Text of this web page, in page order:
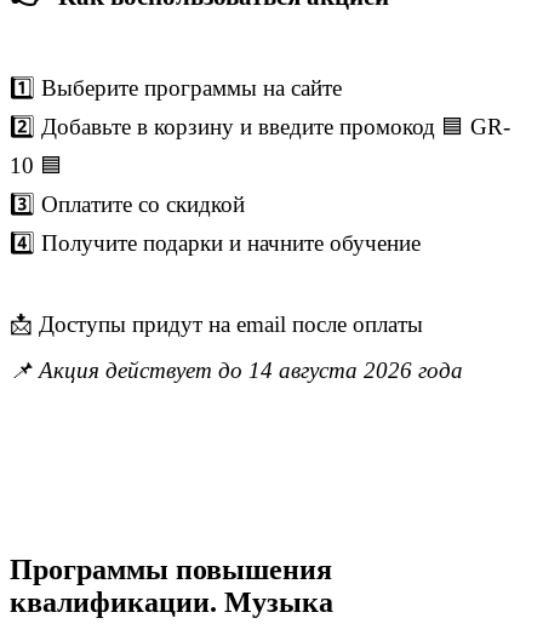
1️⃣ Выберите программы на сайте
2️⃣ Добавьте в корзину и введите промокод 🟦 GR-
10 🟦
3️⃣ Оплатите со скидкой
4️⃣ Получите подарки и начните обучение
📩 Доступы придут на email после оплаты
📌 Акция действует до 14 августа 2026 года
Программы повышения
квалификации. Музыка